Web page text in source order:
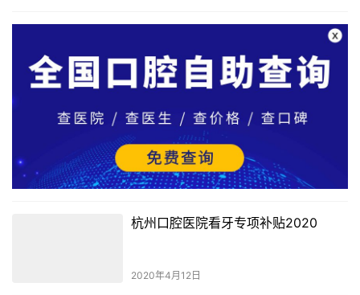
杭州口腔医院看牙专项补贴2020
2020年4月12日